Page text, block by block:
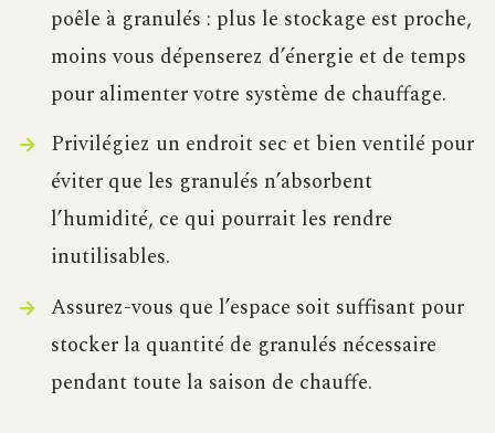
poêle à granulés : plus le stockage est proche,
moins vous dépenserez d’énergie et de temps
pour alimenter votre système de chauffage.
Privilégiez un endroit sec et bien ventilé pour
éviter que les granulés n’absorbent
l’humidité, ce qui pourrait les rendre
inutilisables.
Assurez-vous que l’espace soit suffisant pour
stocker la quantité de granulés nécessaire
pendant toute la saison de chauffe.